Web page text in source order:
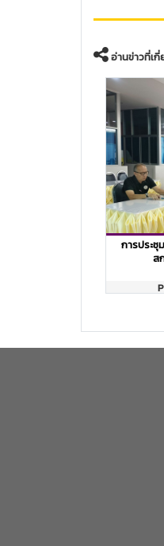
อ่านข่าวที่เ
การประชุ
ส